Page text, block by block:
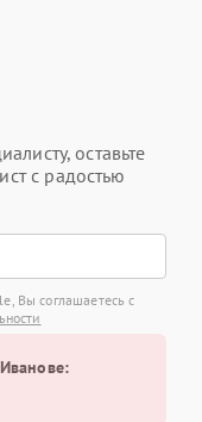
оставьте
с радостью
Вы соглашаетесь с